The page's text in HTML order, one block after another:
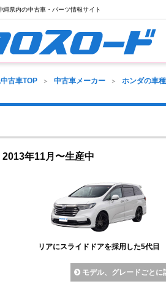
県内の中古車・パーツ情報サイト
古車TOP 中古車メーカー ホンダの車
2013年11月〜生産中
リアにスライドドアを採用した5代目
モデル、グレードごとに